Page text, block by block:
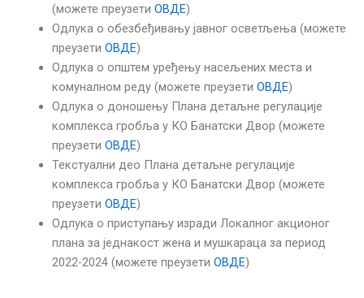
(можете преузети ОВДЕ)
Одлука о обезбеђивању јавног осветљења (можете
преузети ОВДЕ)
Одлука о општем уређењу насељених места и
комуналном реду (можете преузети ОВДЕ)
Одлука о доношењу Плана детаљне регулације
комплекса гробља у КО Банатски Двор (можете
преузети ОВДЕ)
Текстуални део Плана детаљне регулације
комплекса гробља у КО Банатски Двор (можете
преузети ОВДЕ)
Одлука о приступању изради Локалног акционог
плана за једнакост жена и мушкараца за период
2022-2024 (можете преузети ОВДЕ)